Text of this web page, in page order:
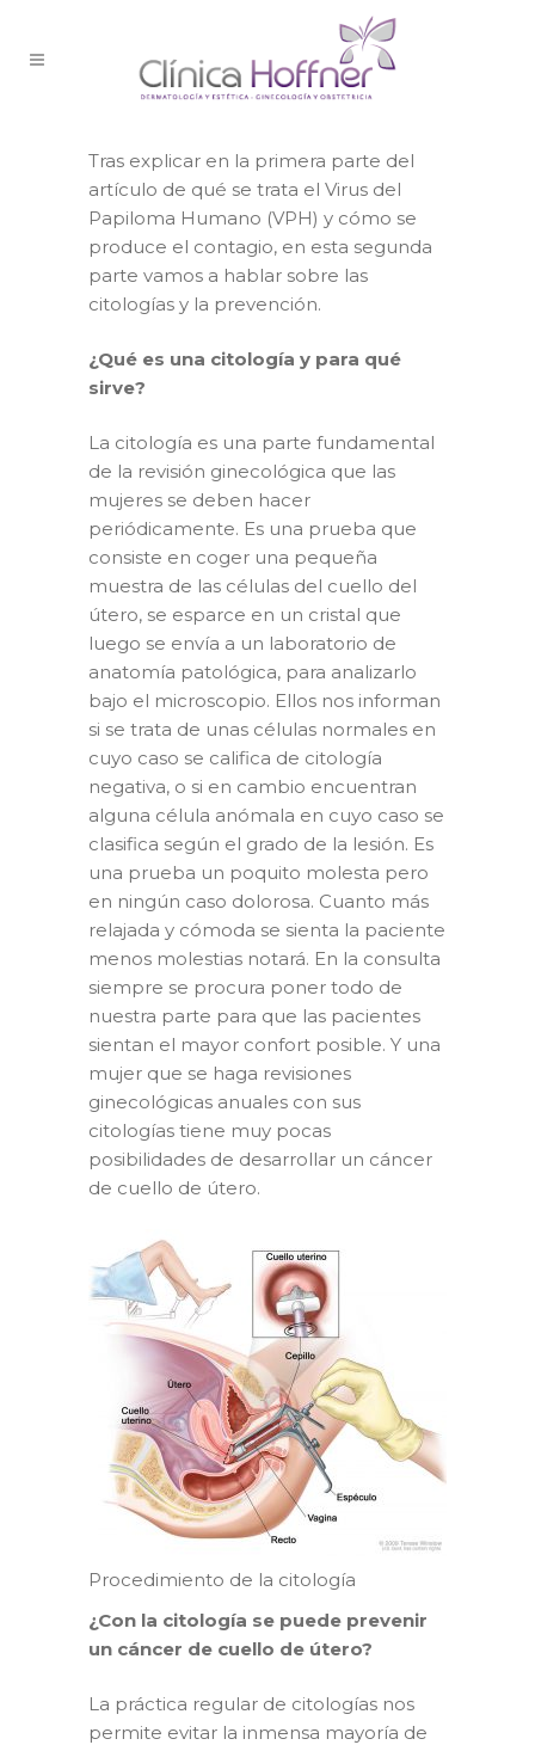
Tras explicar en la primera parte del
artículo de qué se trata el Virus del
Papiloma Humano (VPH) y cómo se
produce el contagio, en esta segunda
parte vamos a hablar sobre las
citologías y la prevención.
¿Qué es una citología y para qué
sirve?
La citología es una parte fundamental
de la revisión ginecológica que las
mujeres se deben hacer
periódicamente. Es una prueba que
consiste en coger una pequeña
muestra de las células del cuello del
útero, se esparce en un cristal que
luego se envía a un laboratorio de
anatomía patológica, para analizarlo
bajo el microscopio. Ellos nos informan
si se trata de unas células normales en
cuyo caso se califica de citología
negativa, o si en cambio encuentran
alguna célula anómala en cuyo caso se
clasifica según el grado de la lesión. Es
una prueba un poquito molesta pero
en ningún caso dolorosa. Cuanto más
relajada y cómoda se sienta la paciente
menos molestias notará. En la consulta
siempre se procura poner todo de
nuestra parte para que las pacientes
sientan el mayor confort posible. Y una
mujer que se haga revisiones
ginecológicas anuales con sus
citologías tiene muy pocas
posibilidades de desarrollar un cáncer
de cuello de útero.
Procedimiento de la citología
¿Con la citología se puede prevenir
un cáncer de cuello de útero?
La práctica regular de citologías nos
permite evitar la inmensa mayoría de